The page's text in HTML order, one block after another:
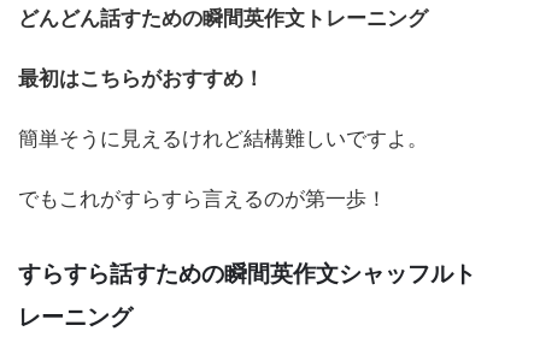
どんどん話すための瞬間英作文トレーニング
最初はこちらがおすすめ！
簡単そうに見えるけれど結構難しいですよ。
でもこれがすらすら言えるのが第一歩！
すらすら話すための瞬間英作文シャッフルト
レーニング